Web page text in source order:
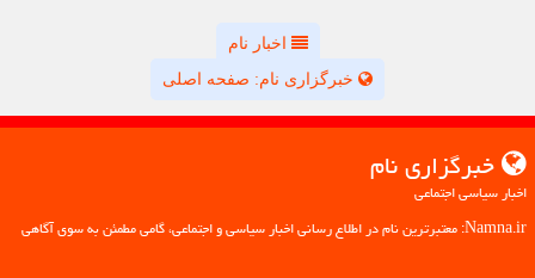
اخبار نام
خبرگزاری نام: صفحه اصلی
خبرگزاری نام
اخبار سیاسی اجتماعی
Namna.ir: معتبرترین نام در اطلاع رسانی اخبار سیاسی و اجتماعی، گامی مطمئن به سوی آگاهی